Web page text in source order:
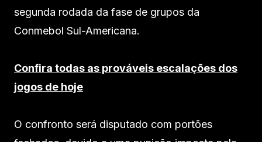
segunda rodada da fase de grupos da
Conmebol Sul-Americana.
Confira todas as prováveis escalações dos
jogos de hoje
O confronto será disputado com portões